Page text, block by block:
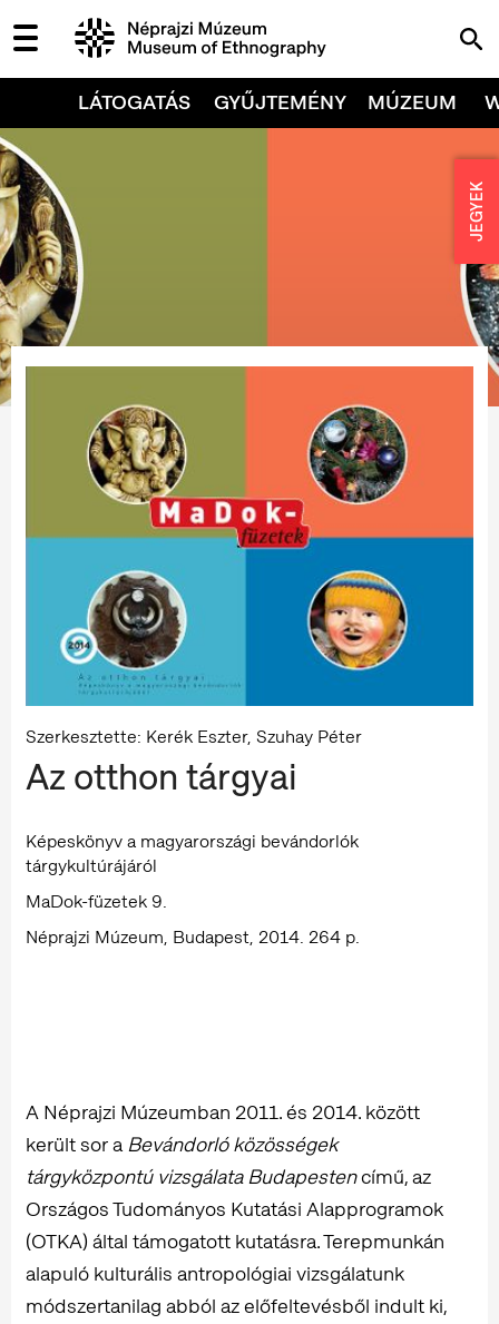
LÁTOGATÁS GYŰJTEMÉNY MÚZEUM
Szerkesztette: Kerék Eszter, Szuhay Péter
Az otthon tárgyai
Képeskönyv a magyarországi bevándorlók
tárgykultúrájáról
MaDok-füzetek 9.
Néprajzi Múzeum, Budapest, 2014. 264 p.
A Néprajzi Múzeumban 2011. és 2014. között
került sor aBevándorló közösségek
tárgyközpontú vizsgálata Budapestencímű, az
Országos Tudományos Kutatási Alapprogramok
(OTKA) által támogatott kutatásra. Terepmunkán
alapuló kulturális antropológiai vizsgálatunk
módszertanilag abból az előfeltevésből indult ki,
JEGYEK